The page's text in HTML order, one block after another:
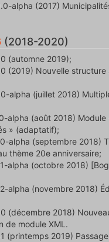
alpha (2017)
(2018-2020)
(automne 2019);
(2019) Nouvelle
alpha (juillet 2018)
alpha (août 2018) Module
» (adaptatif);
alpha (septembre 2018)
thème 20e anniversaire;
alpha (octobre 2018)
alpha (novembre 2018)
(décembre 2018)
de module XML.
(printemps 2019)